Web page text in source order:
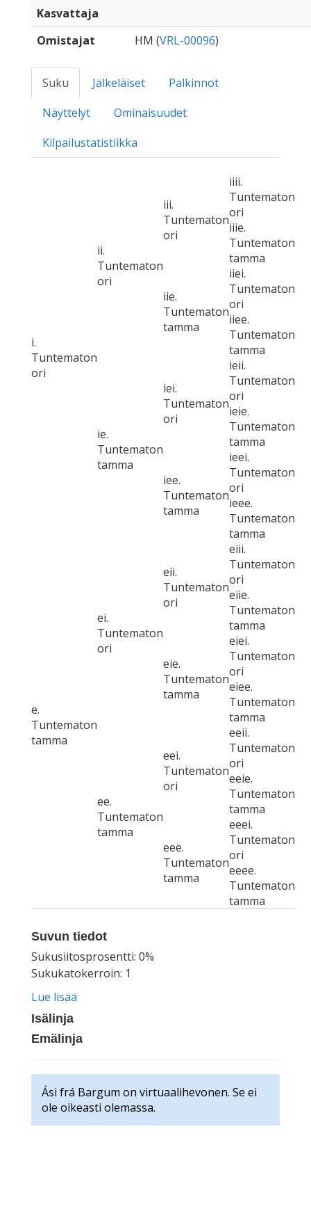
Kasvattaja
Omistajat
HM (VRL-00096)
Suku Jälkeläiset
Palkinnot
Näyttelyt
Ominaisuudet
Kilpailustatistiikka
i.
Tuntematon
ori
ii.
Tuntematon
ori
iii.
Tuntematon
ori
iiii.
Tuntematon
ori
iiie.
Tuntematon
tamma
iie.
Tuntematon
tamma
iiei.
Tuntematon
ori
iiee.
Tuntematon
tamma
ie.
Tuntematon
tamma
iei.
Tuntematon
ori
ieii.
Tuntematon
ori
ieie.
Tuntematon
tamma
iee.
Tuntematon
tamma
ieei.
Tuntematon
ori
ieee.
Tuntematon
tamma
e.
Tuntematon
tamma
ei.
Tuntematon
ori
eii.
Tuntematon
ori
eiii.
Tuntematon
ori
eiie.
Tuntematon
tamma
eie.
Tuntematon
tamma
eiei.
Tuntematon
ori
eiee.
Tuntematon
tamma
ee.
Tuntematon
tamma
eei.
Tuntematon
ori
eeii.
Tuntematon
ori
eeie.
Tuntematon
tamma
eee.
Tuntematon
tamma
eeei.
Tuntematon
ori
eeee.
Tuntematon
tamma
Suvun tiedot
Sukusiitosprosentti: 0%
Sukukatokerroin: 1
Lue lisää
Isälinja
Emälinja
Ási frá Bargum on virtuaalihevonen. Se ei
ole oikeasti olemassa.